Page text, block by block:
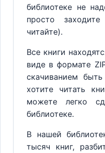
библиотеке не
просто
читайте).
Все книги
виде в формате
скачиванием
хотите читать
можете легко
библиотеке.
В нашей
тысяч книг,